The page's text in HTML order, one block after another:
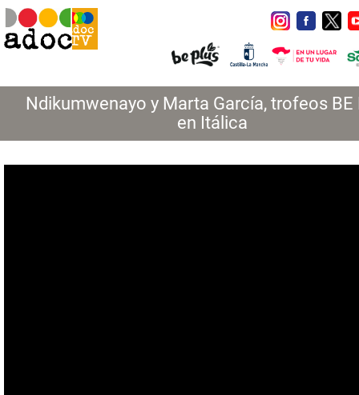
Ndikumwenayo y Marta García, trofeos BE
en Itálica